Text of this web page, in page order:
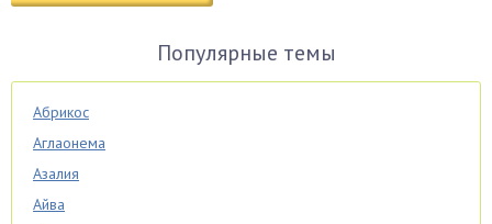
Популярные темы
Абрикос
Аглаонема
Азалия
Айва